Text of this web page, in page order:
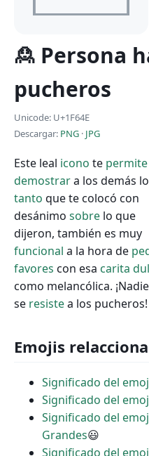
🙎 Persona
pucheros
Unicode: U+1F64E
Descargar: PNG · JPG
Este leal icono te permite
demostrara los demás lo
tanto que te colocó con
desánimo sobre lo que
dijeron, también es muy
funcional a la hora de
favores con esa carita
como melancólica. ¡Nadie
se resistea los pucheros!
Emojis
Significado del
Significado del
Significado del
Grandes😃
Significado del